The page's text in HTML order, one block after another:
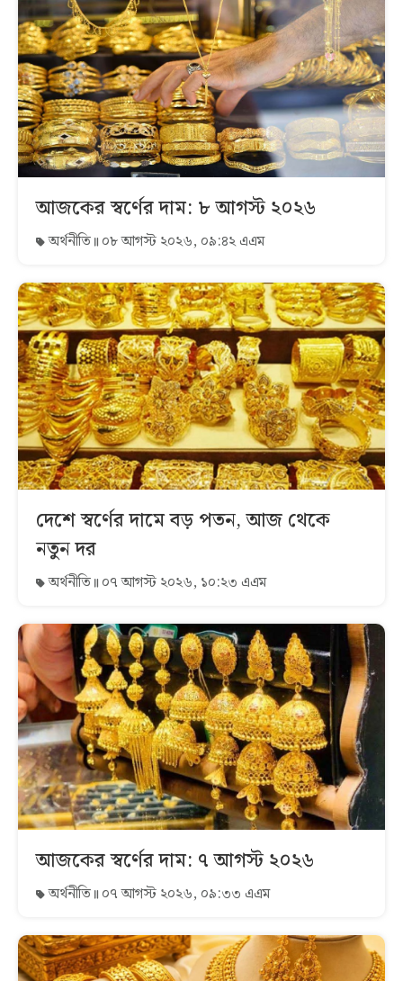
আজকের স্বর্ণের দাম: ৮ আগস্ট ২০২৬
অর্থনীতি ০৮ আগস্ট ২০২৬, ০৯:৪২ এএম
দেশে স্বর্ণের দামে বড় পতন, আজ থেকে
নতুন দর
অর্থনীতি ০৭ আগস্ট ২০২৬, ১০:২৩ এএম
আজকের স্বর্ণের দাম: ৭ আগস্ট ২০২৬
অর্থনীতি ০৭ আগস্ট ২০২৬, ০৯:৩৩ এএম